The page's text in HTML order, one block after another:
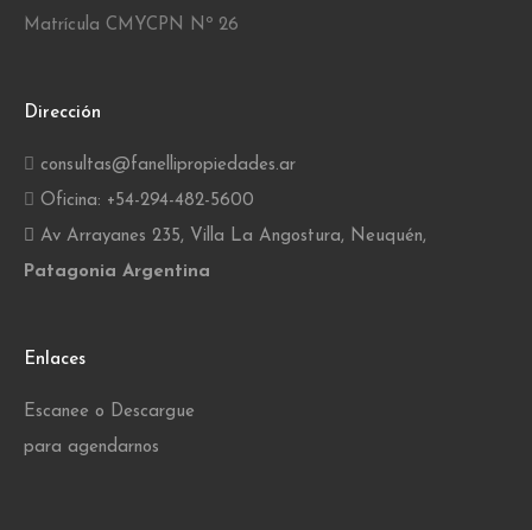
Matrícula CMYCPN Nº 26
Dirección
consultas@fanellipropiedades.ar
Oficina: +54-294-482-5600
Av Arrayanes 235, Villa La Angostura, Neuquén,
Patagonia Argentina
Enlaces
Escanee o Descargue
para agendarnos